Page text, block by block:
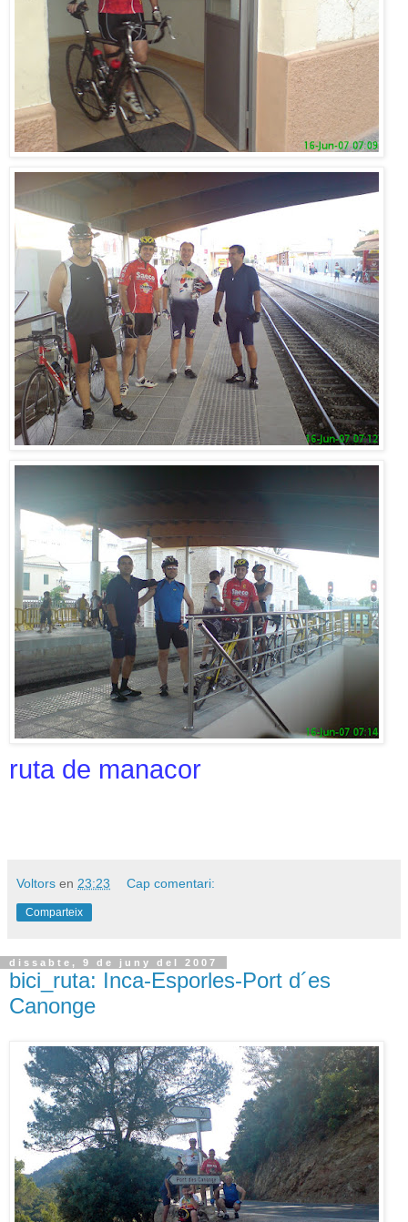
ruta de manacor
Voltors en 23:23 Cap comentari:
Comparteix
dissabte, 9 de juny del 2007
bici_ruta: Inca-Esporles-Port d´es
Canonge